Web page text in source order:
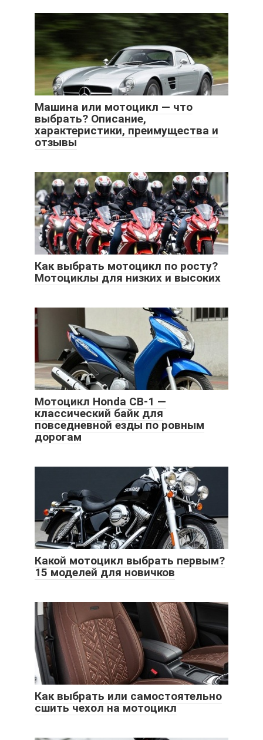
Машина или мотоцикл — что
выбрать? Описание,
характеристики, преимущества и
отзывы
Как выбрать мотоцикл по росту?
Мотоциклы для низких и высоких
Мотоцикл Honda CB-1 —
классический байк для
повседневной езды по ровным
дорогам
Какой мотоцикл выбрать первым?
15 моделей для новичков
Как выбрать или самостоятельно
сшить чехол на мотоцикл